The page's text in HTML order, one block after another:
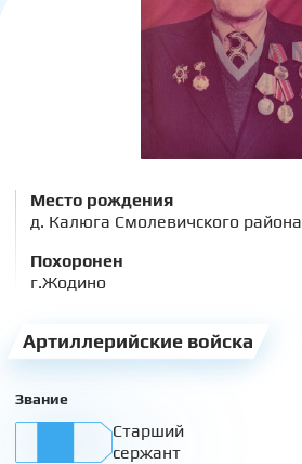
Место рождения
д. Калюга Смолевичского района
Похоронен
г.Жодино
Артиллерийские войска
Звание
Старший
сержант